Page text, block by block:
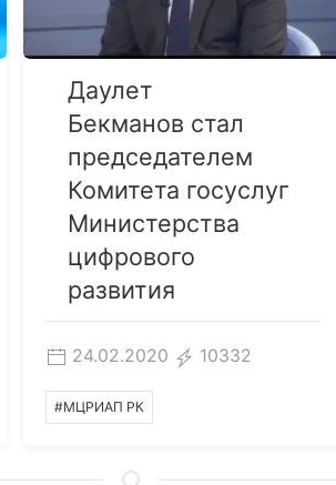
Даулет
Бекманов стал
председателем
Комитета госуслуг
Министерства
цифрового
развития
24.02.2020 10332
#МЦРИАП РК